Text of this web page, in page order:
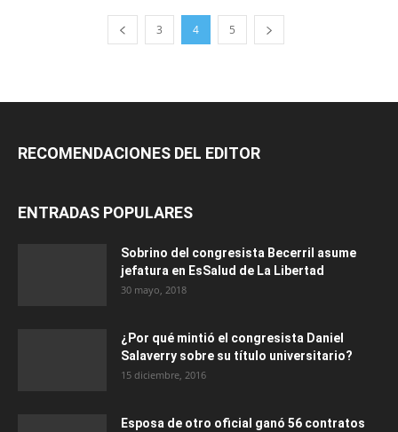
3 4 5
RECOMENDACIONES DEL EDITOR
ENTRADAS POPULARES
Sobrino del congresista Becerril asume
jefatura en EsSalud de La Libertad
30 mayo, 2018
¿Por qué mintió el congresista Daniel
Salaverry sobre su título universitario?
15 diciembre, 2016
Esposa de otro oficial ganó 56 contratos